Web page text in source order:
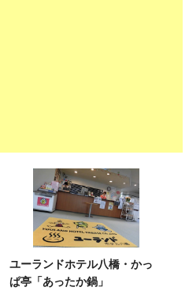
ユーランドホテル八橋・かっ
ぱ亭「あったか鍋」